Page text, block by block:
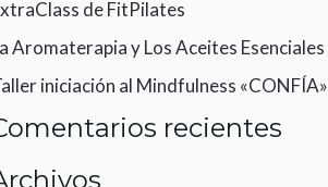
de FitPilates
Aromaterapia y Los Aceites Esenciales
iniciación al Mindfulness «CONFÍA»
recientes